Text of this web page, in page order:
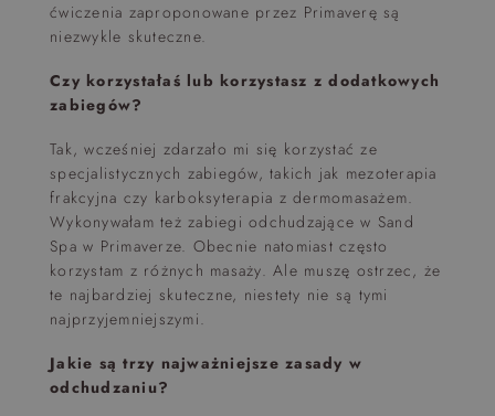
ćwiczenia zaproponowane przez Primaverę są
niezwykle skuteczne.
Czy korzystałaś lub korzystasz z dodatkowych
zabiegów?
Tak, wcześniej zdarzało mi się korzystać ze
specjalistycznych zabiegów, takich jak mezoterapia
frakcyjna czy karboksyterapia z dermomasażem.
Wykonywałam też zabiegi odchudzające w Sand
Spa w Primaverze. Obecnie natomiast często
korzystam z różnych masaży. Ale muszę ostrzec, że
te najbardziej skuteczne, niestety nie są tymi
najprzyjemniejszymi.
Jakie są trzy najważniejsze zasady w
odchudzaniu?